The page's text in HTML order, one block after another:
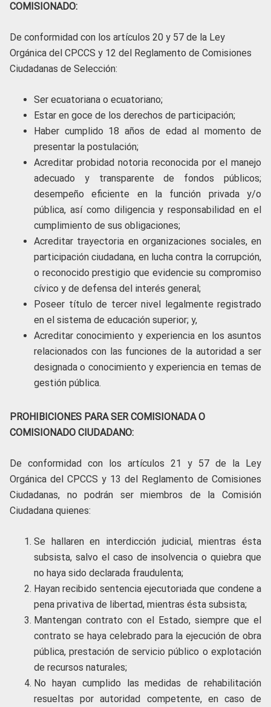
COMISIONADO:
De conformidad con los artículos 20 y 57 de la Ley
Orgánica del CPCCS y 12 del Reglamento de Comisiones
Ciudadanas de Selección:
Ser ecuatoriana o ecuatoriano;
Estar en goce de los derechos de participación;
Haber cumplido 18 años de edad al momento de
presentar la postulación;
Acreditar probidad notoria reconocida por el manejo
adecuado y transparente de fondos públicos;
desempeño eficiente en la función privada y/o
pública, así como diligencia y responsabilidad en el
cumplimiento de sus obligaciones;
Acreditar trayectoria en organizaciones sociales, en
participación ciudadana, en lucha contra la corrupción,
o reconocido prestigio que evidencie su compromiso
cívico y de defensa del interés general;
Poseer título de tercer nivel legalmente registrado
en el sistema de educación superior; y,
Acreditar conocimiento y experiencia en los asuntos
relacionados con las funciones de la autoridad a ser
designada o conocimiento y experiencia en temas de
gestión pública.
PROHIBICIONES PARA SER COMISIONADA O
COMISIONADO CIUDADANO:
De conformidad con los artículos 21 y 57 de la Ley
Orgánica del CPCCS y 13 del Reglamento de Comisiones
Ciudadanas, no podrán ser miembros de la Comisión
Ciudadana quienes:
Se hallaren en interdicción judicial, mientras ésta
subsista, salvo el caso de insolvencia o quiebra que
no haya sido declarada fraudulenta;
Hayan recibido sentencia ejecutoriada que condene a
pena privativa de libertad, mientras ésta subsista;
Mantengan contrato con el Estado, siempre que el
contrato se haya celebrado para la ejecución de obra
pública, prestación de servicio público o explotación
de recursos naturales;
No hayan cumplido las medidas de rehabilitación
resueltas por autoridad competente, en caso de